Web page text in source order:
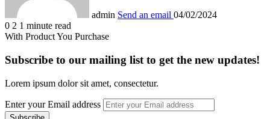
admin Send an email 04/02/2024
0 2 1 minute read
With Product You Purchase
Subscribe to our mailing list to get the new updates!
Lorem ipsum dolor sit amet, consectetur.
Enter your Email address